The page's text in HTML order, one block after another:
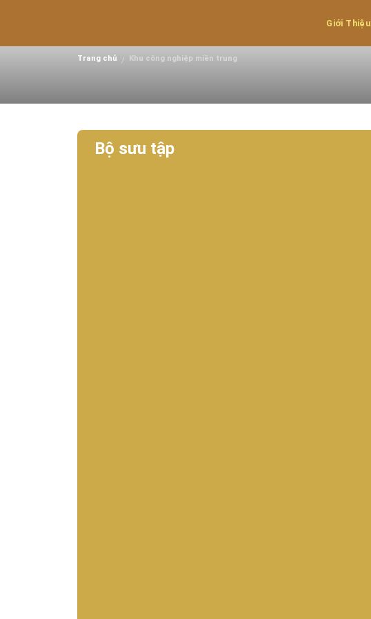
Giới Thiệu
Trang chủ / Khu công nghiệp miền trung
Bộ sưu tập